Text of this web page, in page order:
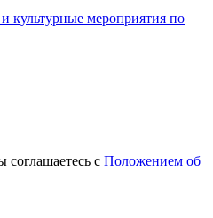
культурные мероприятия по
соглашаетесь с Положением об